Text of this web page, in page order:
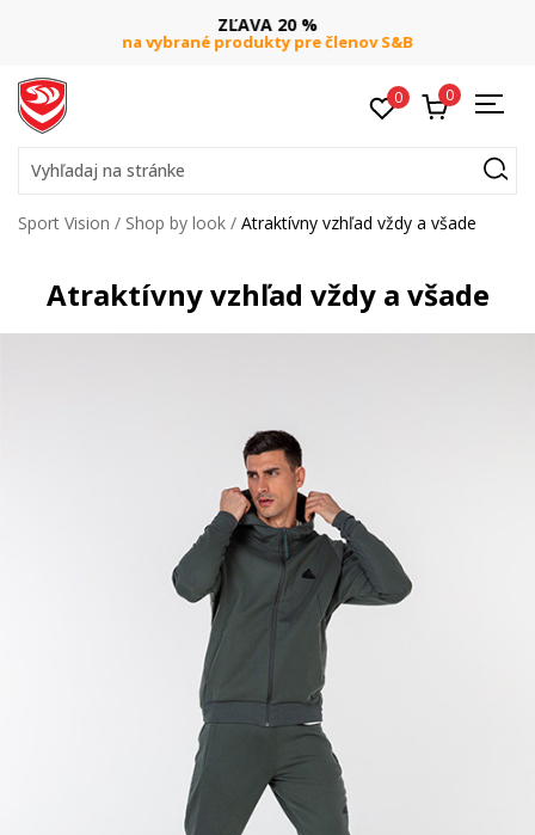
ZĽAVA 20 %
na vybrané produkty pre členov S&B
0 0
Vyhľadaj na stránke
Sport Vision Shop by look Atraktívny vzhľad vždy a všade
Atraktívny vzhľad vždy a všade